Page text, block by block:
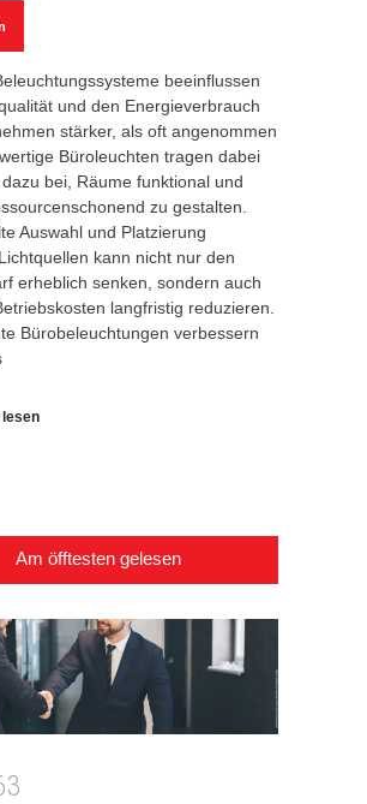
beeinflussen
und den Energieverbrauch
stärker, als oft angenommen
Büroleuchten tragen dabei
bei, Räume funktional und
zu gestalten.
Auswahl und Platzierung
kann nicht nur den
erheblich senken, sondern auch
langfristig reduzieren.
Bürobeleuchtungen verbessern
lesen
Am öfftesten gelesen
3